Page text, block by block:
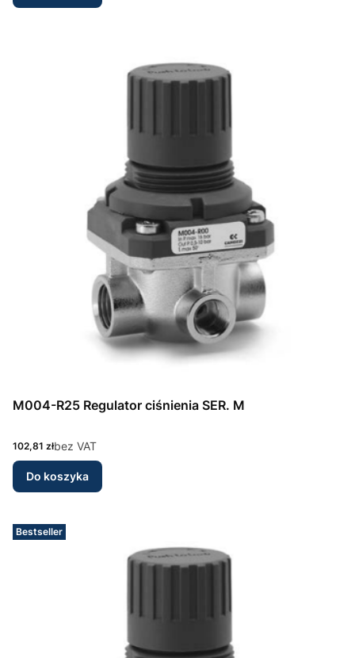
M004-R25 Regulator ciśnienia SER. M
Cena
102,81 złbez VAT
Do koszyka
Bestseller